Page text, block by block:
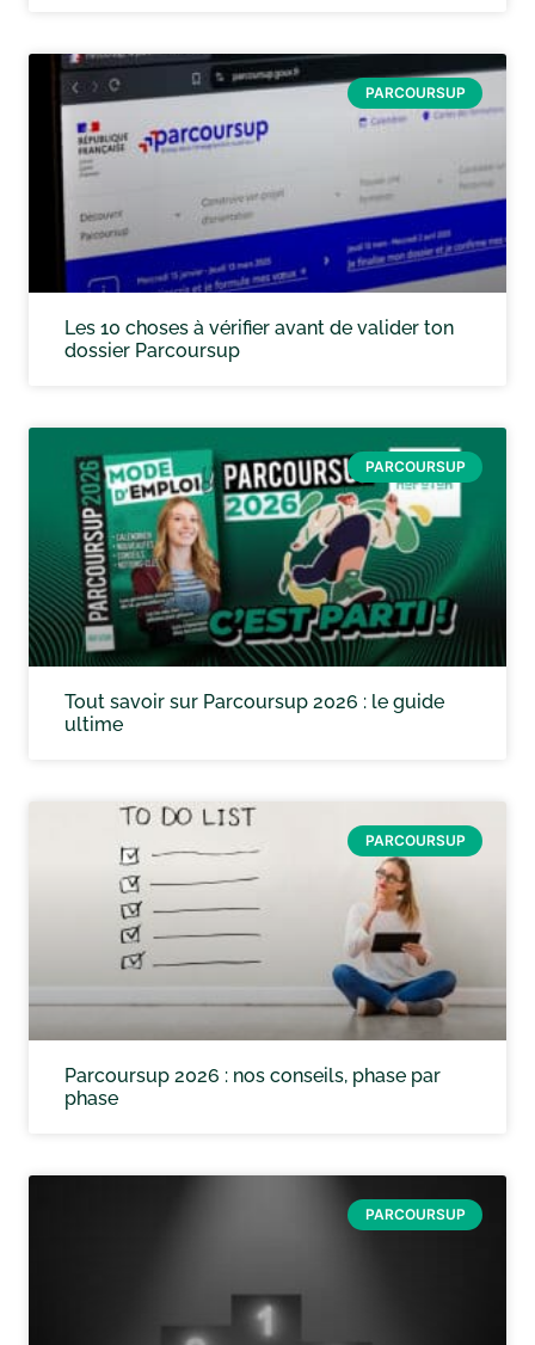
PARCOURSUP
Les 10 choses à vérifier avant de valider ton
dossier Parcoursup
PARCOURSUP
Tout savoir sur Parcoursup 2026 : le guide
ultime
PARCOURSUP
Parcoursup 2026 : nos conseils, phase par
phase
PARCOURSUP